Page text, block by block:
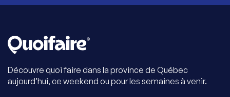
Découvre quoi faire dans la province de Québec
aujourd’hui, ce weekend ou pour les semaines à venir.